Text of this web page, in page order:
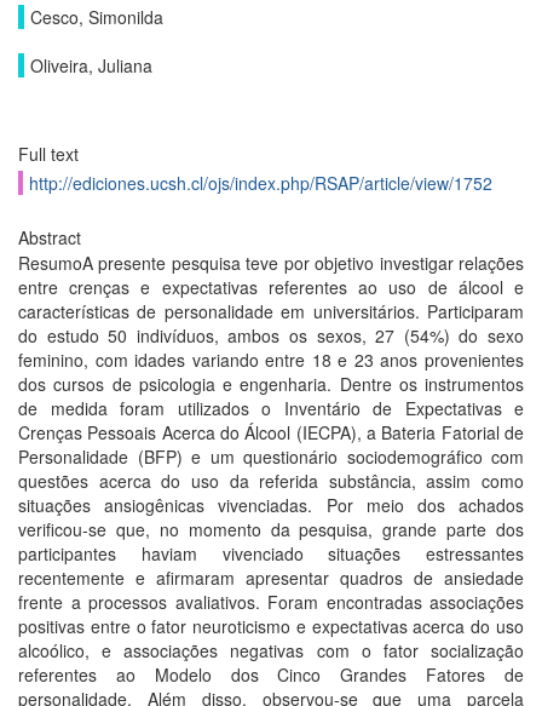
Cesco, Simonilda
Oliveira, Juliana
Full text
http://ediciones.ucsh.cl/ojs/index.php/RSAP/article/view/1752
Abstract
ResumoA presente pesquisa teve por objetivo investigar relações
entre crenças e expectativas referentes ao uso de álcool e
características de personalidade em universitários. Participaram
do estudo 50 indivíduos, ambos os sexos, 27 (54%) do sexo
feminino, com idades variando entre 18 e 23 anos provenientes
dos cursos de psicologia e engenharia. Dentre os instrumentos
de medida foram utilizados o Inventário de Expectativas e
Crenças Pessoais Acerca do Álcool (IECPA), a Bateria Fatorial de
Personalidade (BFP) e um questionário sociodemográfico com
questões acerca do uso da referida substância, assim como
situações ansiogênicas vivenciadas. Por meio dos achados
verificou-se que, no momento da pesquisa, grande parte dos
participantes haviam vivenciado situações estressantes
recentemente e afirmaram apresentar quadros de ansiedade
frente a processos avaliativos. Foram encontradas associações
positivas entre o fator neuroticismo e expectativas acerca do uso
alcoólico, e associações negativas com o fator socialização
referentes ao Modelo dos Cinco Grandes Fatores de
personalidade. Além disso, observou-se que uma parcela